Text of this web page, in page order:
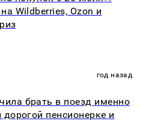
Wildberries, Ozon и
год назад
брать в поезд именно
пенсионерке и